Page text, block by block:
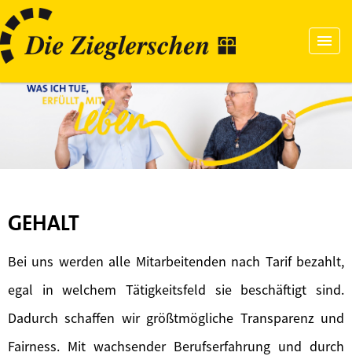
GEHALT
Bei uns werden alle Mitarbeitenden nach Tarif bezahlt,
egal in welchem Tätigkeitsfeld sie beschäftigt sind.
Dadurch schaffen wir größtmögliche Transparenz und
Fairness. Mit wachsender Berufserfahrung und durch